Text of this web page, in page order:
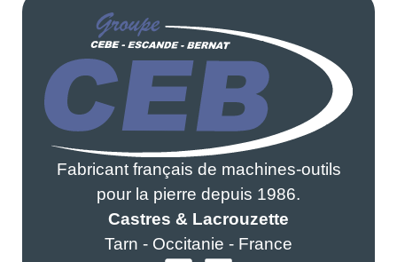
Fabricant français de machines-outils
pour la pierre depuis 1986.
Castres & Lacrouzette
Tarn - Occitanie - France